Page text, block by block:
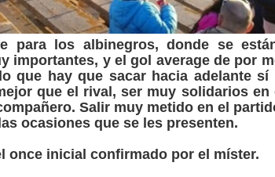
para los albinegros, donde se
importantes, y el gol average de por
que hay que sacar hacia adelante sí
que el rival, ser muy solidarios en
Salir muy metido en el
ocasiones que se les presenten.
once inicial confirmado por el míster.